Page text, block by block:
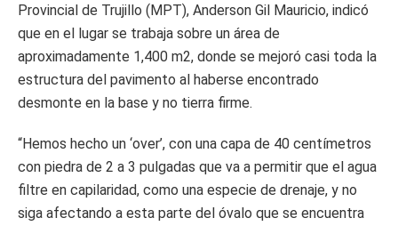
Provincial de Trujillo (MPT), Anderson Gil Mauricio, indicó
que en el lugar se trabaja sobre un área de
aproximadamente 1,400 m2, donde se mejoró casi toda la
estructura del pavimento al haberse encontrado
desmonte en la base y no tierra firme.
“Hemos hecho un ‘over’, con una capa de 40 centímetros
con piedra de 2 a 3 pulgadas que va a permitir que el agua
filtre en capilaridad, como una especie de drenaje, y no
siga afectando a esta parte del óvalo que se encuentra